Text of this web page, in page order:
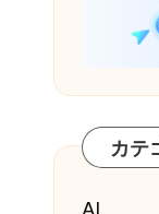
カテ
AI